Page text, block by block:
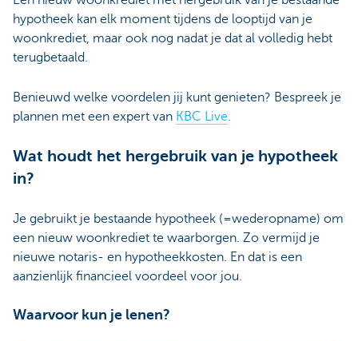
hypotheek kan elk moment tijdens de looptijd van je
woonkrediet, maar ook nog nadat je dat al volledig hebt
terugbetaald.
Benieuwd welke voordelen jij kunt genieten? Bespreek je
plannen met een expert van KBC Live.
Wat houdt het hergebruik van je hypotheek
in?
Je gebruikt je bestaande hypotheek (=wederopname) om
een nieuw woonkrediet te waarborgen. Zo vermijd je
nieuwe notaris- en hypotheekkosten. En dat is een
aanzienlijk financieel voordeel voor jou.
Waarvoor kun je lenen?